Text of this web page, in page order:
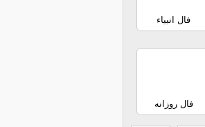
فال انبیاء
فال روزانه